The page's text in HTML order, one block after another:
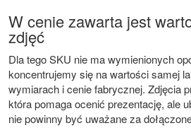
W cenie zawarta jest
zdjęć
Dla tego SKU nie ma wymienionych
koncentrujemy się na wartości samej
wymiarach i cenie fabrycznej. Zdjęcia
która pomaga ocenić prezentację, ale
nie powinny być uważane za